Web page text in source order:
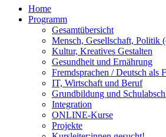
Home
Programm
Gesamtübersicht
Mensch, Gesellschaft, Politik
Kultur, Kreatives Gestalten
Gesundheit und Ernährung
Fremdsprachen / Deutsch als
IT, Wirtschaft und Beruf
Grundbildung und
Integration
ONLINE-Kurse
Projekte